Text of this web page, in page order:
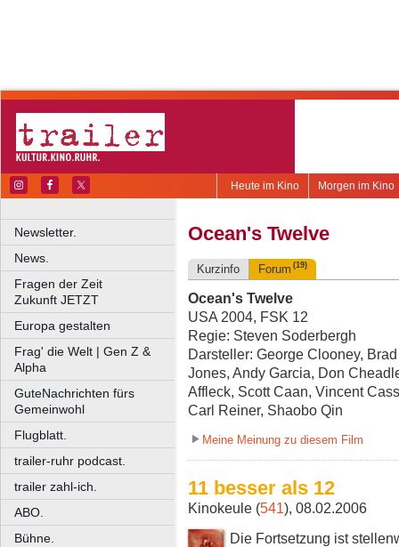
Morgen im Kino
Heute im Kino
Newsletter.
News.
Fragen der Zeit
Zukunft JETZT
Europa gestalten
Frag' die Welt | Gen Z &
Alpha
GuteNachrichten fürs
Gemeinwohl
Flugblatt.
trailer-ruhr podcast.
trailer zahl-ich.
ABO.
Bühne.
Ocean's Twelve
Kurzinfo Forum (19)
Ocean's Twelve
USA 2004, FSK 12
Regie: Steven Soderbergh
Darsteller: George Clooney,
Jones, Andy Garcia, Don
Affleck, Scott Caan, Vincent
Carl Reiner, Shaobo Qin
Meine Meinung zu diesem Film
11 besser als 12
Kinokeule (541), 08.02.2006
Die Fortsetzung ist